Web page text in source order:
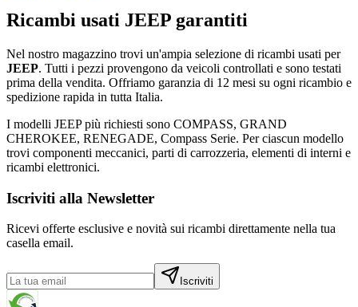
Ricambi usati JEEP garantiti
Nel nostro magazzino trovi un'ampia selezione di ricambi usati per
JEEP. Tutti i pezzi provengono da veicoli controllati e sono testati
prima della vendita. Offriamo garanzia di 12 mesi su ogni ricambio e
spedizione rapida in tutta Italia.
I modelli JEEPpiù richiesti sono COMPASS, GRAND
CHEROKEE, RENEGADE, Compass Serie. Per ciascun modello
trovi componenti meccanici, parti di carrozzeria, elementi di interni e
ricambi elettronici.
Iscriviti alla Newsletter
Ricevi offerte esclusive e novità sui ricambi direttamente nella tua
casella email.
Iscriviti